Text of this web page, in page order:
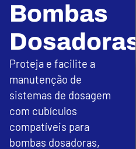
Bombas
Dosadoras
Proteja e facilite a
manutenção de
sistemas de dosagem
com cubículos
compatíveis para
bombas dosadoras,